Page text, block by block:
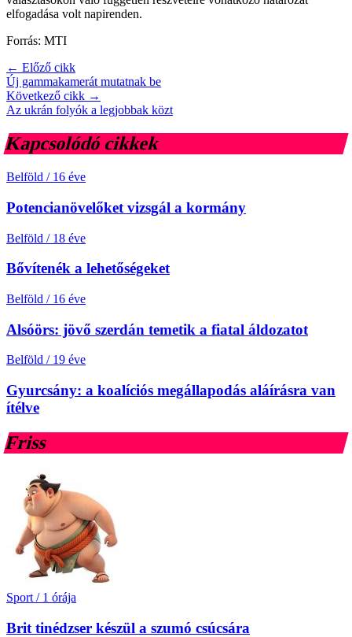
elfogadása volt napirenden.
Forrás: MTI
← Előző cikk
Új gammakamerát mutatnak be
Következő cikk →
Az ukrán folyók a legjobbak közt
Kapcsolódó cikkek
Belföld / 16 éve
Potencianövelőket vizsgál a kormány
Belföld / 18 éve
Bővítenék a lehetőségeket
Belföld / 16 éve
Alsóörs: jövő szerdán temetik a fiatal áldozatot
Belföld / 19 éve
Gyurcsány: a koalíciós megállapodás aláírásra van
ítélve
Friss
Sport / 1 órája
Brit tinédzser készül a szumó csúcsára